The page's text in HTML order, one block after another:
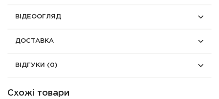
ВІДЕООГЛЯД
ДОСТАВКА
ВІДГУКИ (0)
Схожі товари